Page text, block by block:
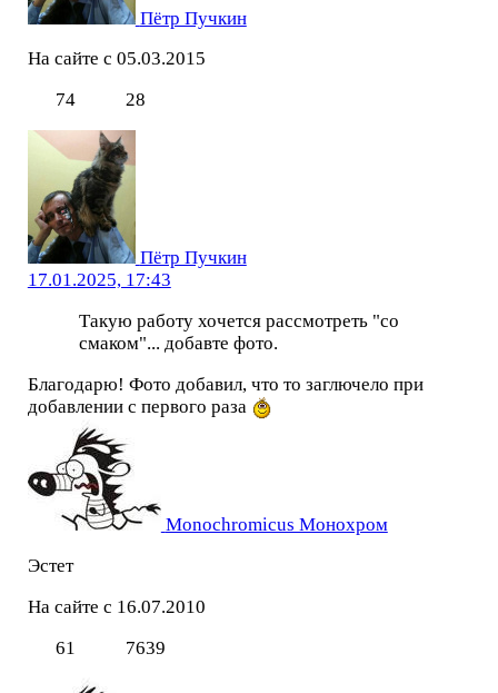
Пётр Пучкин
На сайте с 05.03.2015
74
28
Пётр Пучкин
17.01.2025, 17:43
Такую работу хочется рассмотреть "со
смаком"... добавте фото.
Благодарю! Фото добавил, что то заглючело при
добавлении с первого раза
Monochromicus Монохром
Эстет
На сайте с 16.07.2010
61
7639